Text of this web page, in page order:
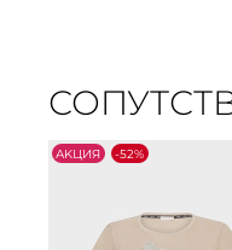
АKЦИЯ -52%